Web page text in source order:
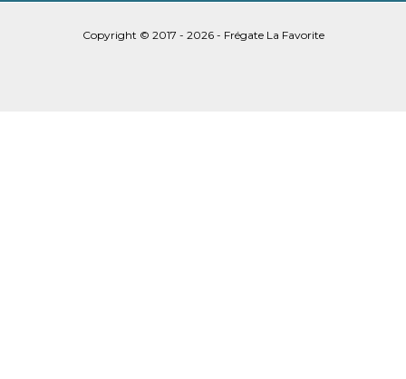
Copyright © 2017 - 2026 - Frégate La Favorite